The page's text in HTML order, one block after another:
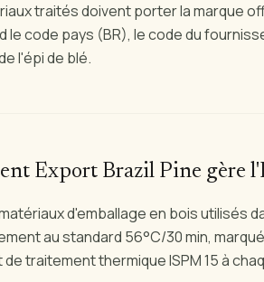
traités doivent porter la marque
le code pays (BR), le code du
l'épi de blé.
Export Brazil Pine gère
d'emballage en bois utilisés
au standard 56°C/30 min,
traitement thermique ISPM 15 à